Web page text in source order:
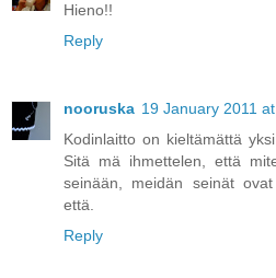
Hieno!!
Reply
nooruska 19 January 2011
Kodinlaitto on kieltämättä
Sitä mä ihmettelen, että
seinään, meidän seinät
että.
Reply